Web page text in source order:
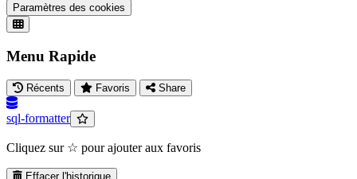
Paramètres des cookies
Menu Rapide
Récents Favoris Share
sql-formatter
Cliquez sur ☆ pour ajouter aux favoris
Effacer l'historique